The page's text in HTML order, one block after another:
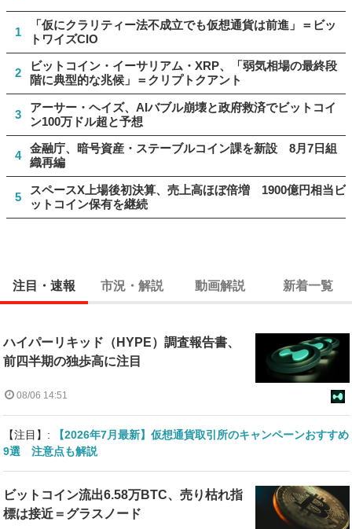
1
「仮にクラリティー法不成立でも仮想通貨は前進」＝ビッ
トワイズCIO
2
ビットコイン・イーサリアム・XRP、「弱気相場の最終段
階に典型的な兆候」＝クリプトクアント
3
アーサー・ヘイズ、AIバブル崩壊と政府救済でビットコイ
ン100万ドル超と予想
4
金融庁、暗号資産・ステーブルコイン課を新設 8月7日組
織再編
5
スペースX上場後初決算、売上高ほぼ倍増 1900億円相当ビ
ットコイン保有を継続
注目・速報 市況・解説 動画解説 新着一覧
ハイパーリキッド（HYPE）調査報告書、
前四半期の独歩高に注目
08/06 14:51
【注目】:
【2026年7月最新】仮想通貨取引所のキャンペーンおすすめ
9選 注意点も解説
ビットコイン流出6.58万BTC、売り枯れ指
標は接近＝グラスノード